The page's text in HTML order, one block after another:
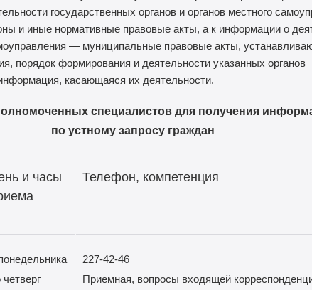
государственных органов и органов местного
и иные нормативные правовые акты, а к информации о
— муниципальные правовые акты,
порядок формирования и деятельности указанных органов
касающаяся их деятельности.
специалистов для получения
по устному запросу граждан
и часы
Телефон, компетенция
четверг
227-42-46
Приемная, вопросы входящей